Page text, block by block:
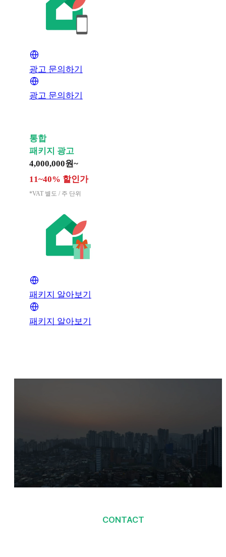
광고 문의하기
광고 문의하기
통합
패키지 광고
4,000,000원~
11~40% 할인가
*VAT 별도 / 주 단위
패키지 알아보기
패키지 알아보기
CONTACT